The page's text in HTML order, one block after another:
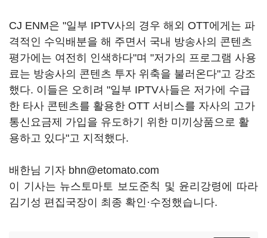
CJ ENM은 "일부 IPTV사의 경우 해외 OTT에게는 파
격적인 수익배분을 해 주면서 국내 방송사의 콘텐츠
평가에는 여전히 인색하다"며 "저가의 프로그램 사용
료는 방송사의 콘텐츠 투자 위축을 불러온다"고 강조
했다. 이들은 오히려 "일부 IPTV사들은 저가에 수급
한 타사 콘텐츠를 활용한 OTT 서비스를 자사의 고가
통신요금제 가입을 유도하기 위한 미끼상품으로 활
용하고 있다"고 지적했다.
배한님 기자 bhn@etomato.com
이 기사는 뉴스토마토 보도준칙 및 윤리강령에 따라
김기성 편집국장이 최종 확인·수정했습니다.